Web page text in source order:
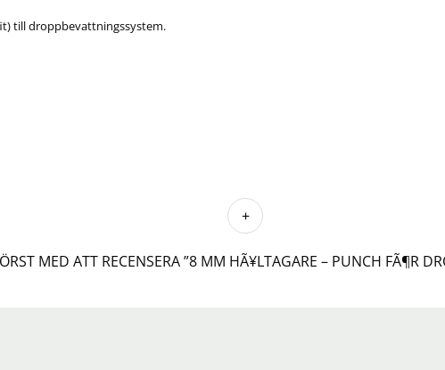
till droppbevattningssystem.
MED ATT RECENSERA ”8 MM HÃ¥LTAGARE – PUNCH FÃ¶R